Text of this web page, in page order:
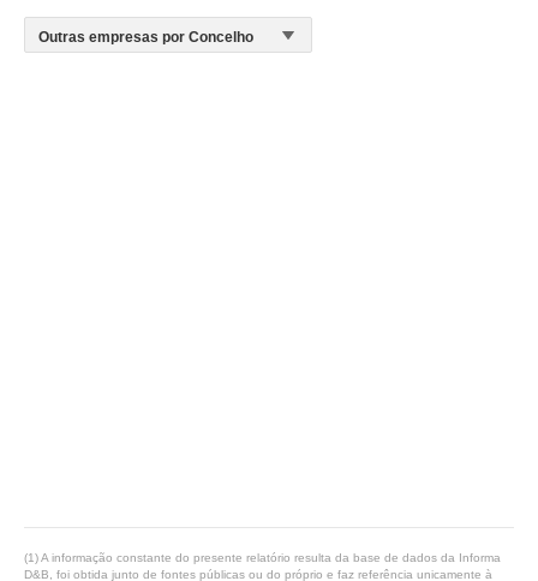
(1) A informação constante do presente relatório resulta da base de dados da Informa
D&B, foi obtida junto de fontes públicas ou do próprio e faz referência unicamente à